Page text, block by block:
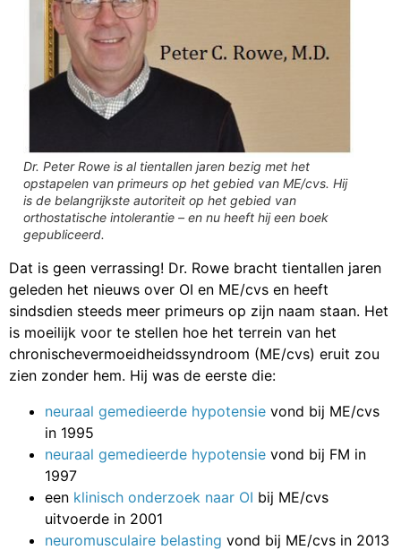
Dr. Peter Rowe is al tientallen jaren bezig met het
opstapelen van primeurs op het gebied van ME/cvs. Hij
is de belangrijkste autoriteit op het gebied van
orthostatische intolerantie – en nu heeft hij een boek
gepubliceerd.
Dat is geen verrassing! Dr. Rowe bracht tientallen jaren
geleden het nieuws over OI en ME/cvs en heeft
sindsdien steeds meer primeurs op zijn naam staan. Het
is moeilijk voor te stellen hoe het terrein van het
chronischevermoeidheidssyndroom (ME/cvs) eruit zou
zien zonder hem. Hij was de eerste die:
neuraal gemedieerde hypotensie vond bij ME/cvs
in 1995
neuraal gemedieerde hypotensie vond bij FM in
1997
een klinisch onderzoek naar OI bij ME/cvs
uitvoerde in 2001
neuromusculaire belasting vond bij ME/cvs in 2013